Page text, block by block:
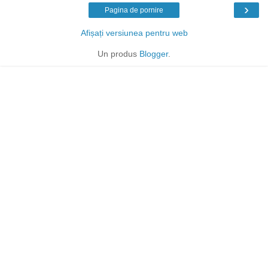
›
Pagina de pornire
Afișați versiunea pentru web
Un produs Blogger.